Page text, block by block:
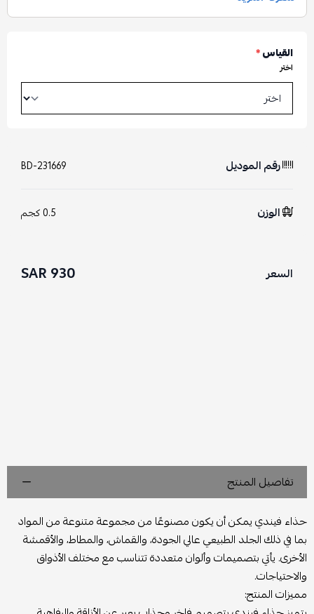
القياس*
اختر
رقم الموديل BD-231669
الوزن 0.5 كجم
السعر 930 SAR
تفاصيل المنتج
حذاء فيندي يمكن أن يكون مصنوعًا من مجموعة متنوعة من المواد
بما في ذلك الجلد الطبيعي عالي الجودة، والقماش، والمطاط، والأقمشة
الأخرى. يأتي بتصميمات وألوان متعددة تتناسب مع مختلف الأذواق
والاحتياجات.
مميزات المنتج: